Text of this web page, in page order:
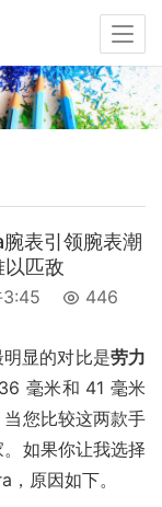
表引领腕表潮
匹敌
446
显的对比是劳力
毫米和 41 毫米
您比较这两款手
如果你让我选择
原因如下。